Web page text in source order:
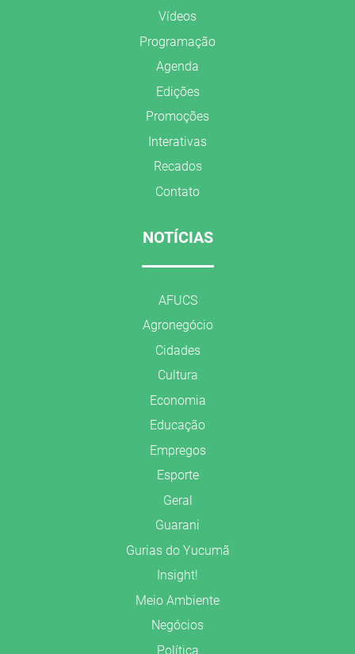
Vídeos
Programação
Agenda
Edições
Promoções
Interativas
Recados
Contato
NOTÍCIAS
AFUCS
Agronegócio
Cidades
Cultura
Economia
Educação
Empregos
Esporte
Geral
Guarani
Gurias do Yucumã
Insight!
Meio Ambiente
Negócios
Política